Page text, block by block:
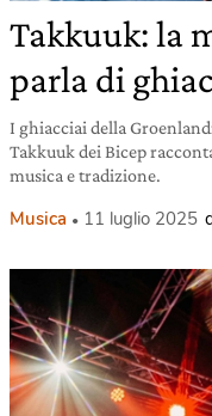
Takkuuk: la
parla di
I ghiacciai della
Takkuuk dei Bicep
musica e tradizione.
Musica 11 luglio 2025